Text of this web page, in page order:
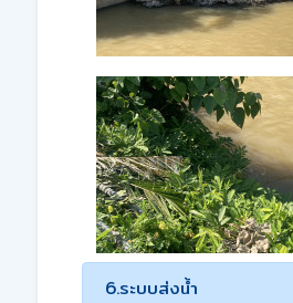
6.ระบบส่งน้ำ